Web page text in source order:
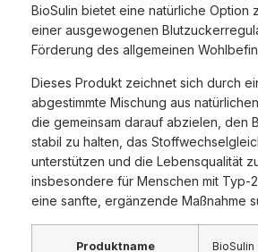
BioSulin bietet eine natürliche Option
einer ausgewogenen
Förderung des allgemeinen
Dieses Produkt zeichnet sich durch
abgestimmte Mischung aus
die gemeinsam darauf abzielen, den
stabil zu halten, das
unterstützen und die Lebensqualität
insbesondere für Menschen mit Typ-
eine sanfte, ergänzende Maßnahme
Produktname BioSulin